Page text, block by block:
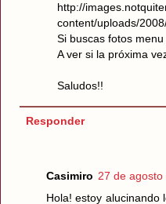
http://
content/uploads/
Si buscas fotos
A ver si la próxima
Saludos!!
Responder
Casimiro 27 de agosto
Hola! estoy alucinando